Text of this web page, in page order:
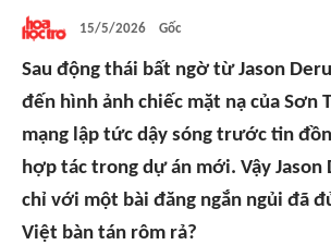
15/5/2026 Gốc
Sau động thái bất ngờ từ Jason
đến hình ảnh chiếc mặt nạ của Sơn
mạng lập tức dậy sóng trước tin
hợp tác trong dự án mới. Vậy Jason
chỉ với một bài đăng ngắn ngủi đã
Việt bàn tán rôm rả?